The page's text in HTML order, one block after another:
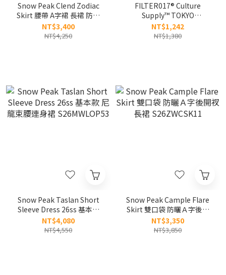
Snow Peak Clend Zodiac
Skirt 腰帶 A字裙 長裙 防曬
S26SWDSK13
NT$3,400
NT$4,250
FILTER017® Culture
Supply™ TOKYO
SANDWICH CLUB | B.D.O.
SERIES TSC Boy Apron 三
NT$1,242
NT$1,380
Snow Peak Taslan Short
Sleeve Dress 26ss 基本款
尼龍束腰連身裙
S26MWLOP53
NT$4,080
NT$4,550
Snow Peak Cample Flare
Skirt 雙口袋 防曬Ａ字後開
衩 長裙 S26ZWCSK11
NT$3,350
NT$3,850